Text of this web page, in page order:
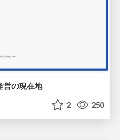
営の現在地
2 250